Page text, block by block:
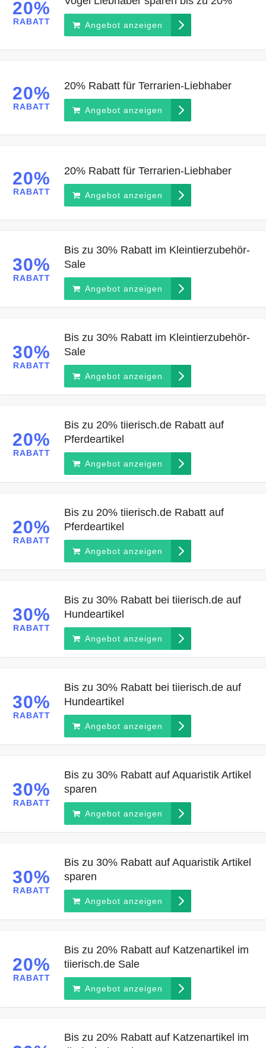
20%
RABATT Angebot anzeigen
20%
RABATT
20% Rabatt für Terrarien-Liebhaber
Angebot anzeigen
20%
RABATT
20% Rabatt für Terrarien-Liebhaber
Angebot anzeigen
30%
RABATT
Bis zu 30% Rabatt im Kleintierzubehör-
Sale
Angebot anzeigen
30%
RABATT
Bis zu 30% Rabatt im Kleintierzubehör-
Sale
Angebot anzeigen
20%
RABATT
Bis zu 20% tiierisch.de Rabatt auf
Pferdeartikel
Angebot anzeigen
20%
RABATT
Bis zu 20% tiierisch.de Rabatt auf
Pferdeartikel
Angebot anzeigen
30%
RABATT
Bis zu 30% Rabatt bei tiierisch.de auf
Hundeartikel
Angebot anzeigen
30%
RABATT
Bis zu 30% Rabatt bei tiierisch.de auf
Hundeartikel
Angebot anzeigen
30%
RABATT
Bis zu 30% Rabatt auf Aquaristik Artikel
sparen
Angebot anzeigen
30%
RABATT
Bis zu 30% Rabatt auf Aquaristik Artikel
sparen
Angebot anzeigen
20%
RABATT
Bis zu 20% Rabatt auf Katzenartikel im
tiierisch.de Sale
Angebot anzeigen
Bis zu 20% Rabatt auf Katzenartikel im